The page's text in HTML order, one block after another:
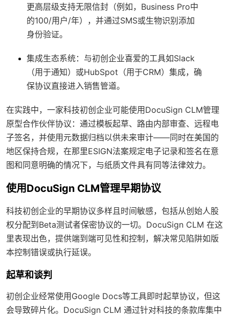
更高层级支持无限信封（例如，Business Pro中
的100/用户/年），并通过SMS或生物识别添加
身份验证。
集成生态系统：与初创企业喜爱的工具如Slack
（用于通知）或HubSpot（用于CRM）集成，确
保协议直接进入销售管道。
在实践中，一家科技初创企业可能使用DocuSign CLM管理
原型合作伙伴协议：通过模板起草、路由内部审查、远程电
子签名，并使用元数据归档以供未来审计——同时在美国的
地区保持合规，在那里ESIGN法案规定电子记录和签名在意
图和同意明确的情况下，与纸质文件具有同等法律效力。
使用DocuSign CLM管理早期协议
科技初创企业的早期协议多样且时间敏感，包括从创始人股
权分配到Beta测试者保密协议的一切。DocuSign CLM 在这
里表现出色，提供端到端可见性和控制，解决常见陷阱如版
本控制错误或执行延误。
起草和谈判
初创企业经常使用Google Docs等工具即时起草协议，但这
会导致碎片化。DocuSign CLM 通过针对科技的条款库集中